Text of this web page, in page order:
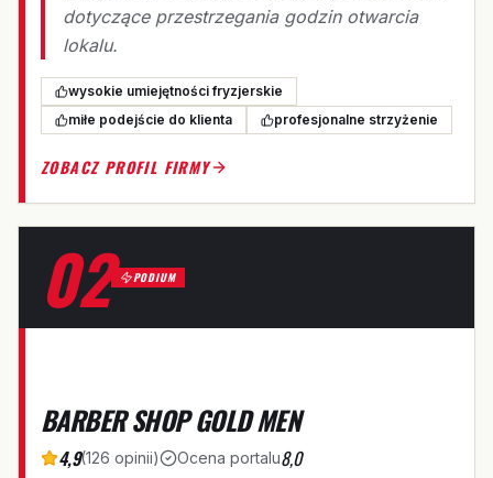
dotyczące przestrzegania godzin otwarcia
lokalu.
wysokie umiejętności fryzjerskie
miłe podejście do klienta
profesjonalne strzyżenie
ZOBACZ PROFIL FIRMY
02 PODIUM
B
BARBER SHOP GOLD MEN
4,9(126 opinii) Ocena portalu8,0